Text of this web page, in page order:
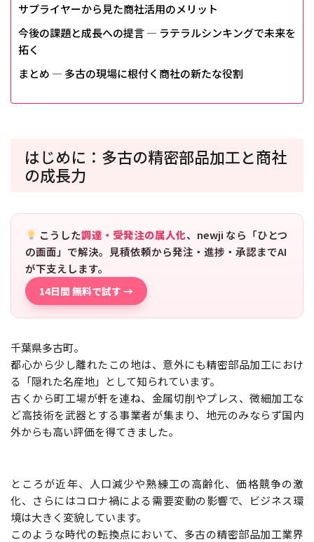
サプライヤーから見た商社活用のメリット
今後の課題と成長への提言 ― ラテラルシンキングで未来を
拓く
まとめ ― 多古の現場に根付く商社の新たな役割
はじめに：多古の精密部品加工と商社
の成長力
こうした調達・受発注の属人化、newji なら「ひとつ
の画面」で解決。見積依頼から発注・進捗・承認までAI
が下支えします。
14日間 無料で試す →
千葉県多古町。
都心から少し離れたこの地は、意外にも精密部品加工におけ
る「隠れた名産地」として知られています。
古くから町工場が軒を連ね、金属切削やプレス、微細加工な
ど高技術を武器とする事業者が集まり、地元のみならず国内
外からも高い評価を得てきました。
ところが近年、人口減少や熟練工の高齢化、価格競争の激
化、さらにはコロナ禍による需要変動の影響で、ビジネス環
境は大きく変貌しています。
このような時代の転換点において、多古の精密部品加工業界